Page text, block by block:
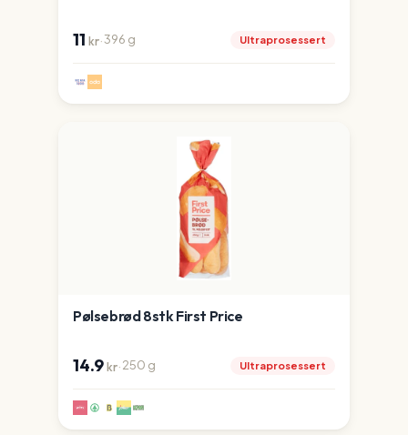
11 kr·396 g Ultraprosessert
Pølsebrød 8stk First Price
14.9kr·250 g Ultraprosessert